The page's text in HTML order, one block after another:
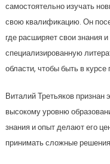
самостоятельно изучать
свою квалификацию. Он
где расширяет свои знания
специализированную
области, чтобы быть в
Виталий Третьяков признан
высокому уровню
знания и опыт делают его
принимать сложные